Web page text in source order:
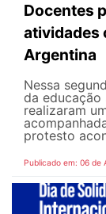
Docentes
atividades
Argentina
Nessa
da educação
realizaram
protesto
Publicado em: 06 de